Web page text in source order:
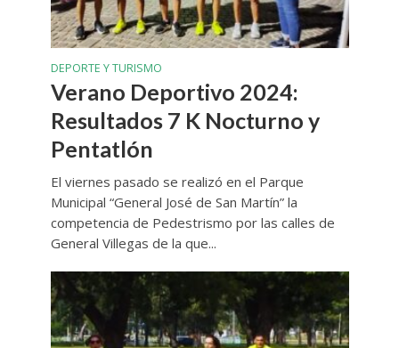
DEPORTE Y TURISMO
Verano Deportivo 2024:
Resultados 7 K Nocturno y
Pentatlón
El viernes pasado se realizó en el Parque
Municipal “General José de San Martín” la
competencia de Pedestrismo por las calles de
General Villegas de la que...